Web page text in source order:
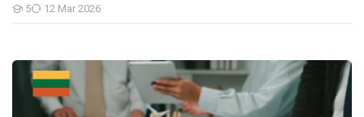
5
Students
12 Mar 2026
Perėjimo valdymas: procesas, skirtas bendrai kurti